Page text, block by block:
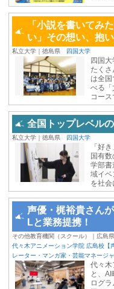
「小説を書いてみ
い」その想い、抱
私立大学｜徳島県 四国大学
四国
たく
は全
べる「
コース
全国トップレベル
私立大学｜徳島県 四国大学
「好
国有
学部書
域イベ
を社会
声優・梶裕貴さん
Lと業務提携！
その他教育機関（スクール）｜広島県
代々木アニメーション学院 広島校【
レーター・マンガ家・芸能マネージャ
代々木
と、
ログ